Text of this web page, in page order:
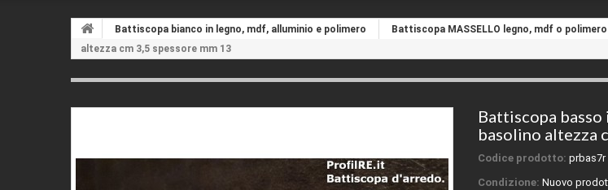
Battiscopa bianco in legno, mdf, alluminio e polimero Battiscopa MASSELLO legno, mdf o
altezza cm 3,5 spessore mm 13
Battiscopa basso
basolino altezza
Codice prodotto: prbas7r
Condizione: Nuovo